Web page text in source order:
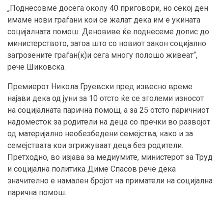
„Поднесовме досега околу 40 приговори, но секој ден
имаме нови граѓани кои се жалат дека им е укината
социјалната помош. Деновиве ќе поднесеме допис до
министерството, затоа што со новиот закон социјално
загрозените граѓан(к)и сега многу полошо живеат“,
рече Шиковска.
Премиерот Никола Груевски пред извесно време
најави дека од јуни за 10 отсто ќе се зголеми износот
на социјалната парична помош, а за 25 отсто паричниот
надоместок за родители на деца со пречки во развојот
од материјално необезбедени семејства, како и за
семејствата кои згрижуваат деца без родители.
Претходно, во изјава за медиумите, министерот за Труд
и социјална политика Диме Спасов рече дека
значително е намален бројот на приматели на социјална
парична помош.